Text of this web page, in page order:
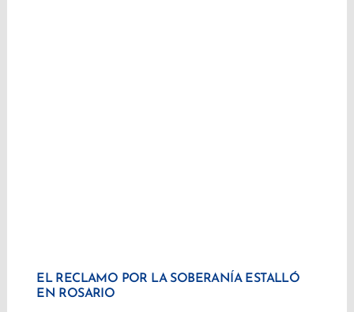
EL RECLAMO POR LA SOBERANÍA ESTALLÓ
EN ROSARIO